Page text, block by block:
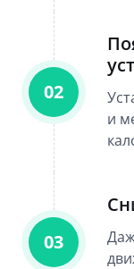
02
и
03